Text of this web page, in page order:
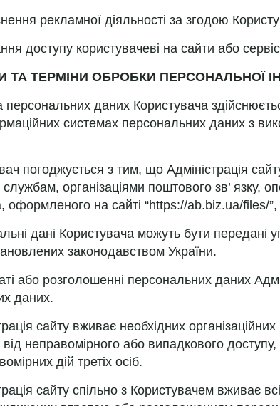
рекламної діяльності за згодою
доступу користувачеві на сайти або
ТА ТЕРМІНИ ОБРОБКИ ПЕРСОНАЛЬНОЇ
даних Користувача
системах персональних даних з
погоджується з тим, що Адміністрація
службам, організаціями поштового зв’
оформленого на сайті “https://ab.biz.ua/files/
дані Користувача можуть бути
законодавством України.
або розголошенні персональних даних
даних.
сайту вживає необхідних
від неправомірного або випадкового
дій третіх осіб.
сайту спільно з Користувачем вживає